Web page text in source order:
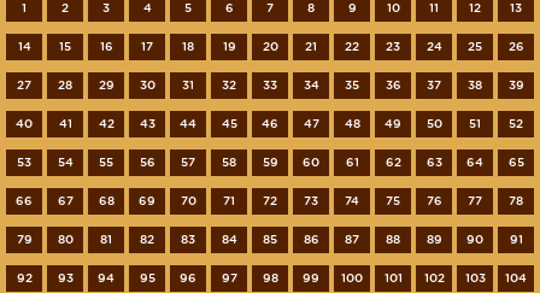
1 2 3 4 5 6 7 8 9 10 11 12 13
14 15 16 17 18 19 20 21 22 23 24 25 26
27 28 29 30 31 32 33 34 35 36 37 38 39
40 41 42 43 44 45 46 47 48 49 50 51 52
53 54 55 56 57 58 59 60 61 62 63 64 65
66 67 68 69 70 71 72 73 74 75 76 77 78
79 80 81 82 83 84 85 86 87 88 89 90 91
92 93 94 95 96 97 98 99 100 101 102 103 104